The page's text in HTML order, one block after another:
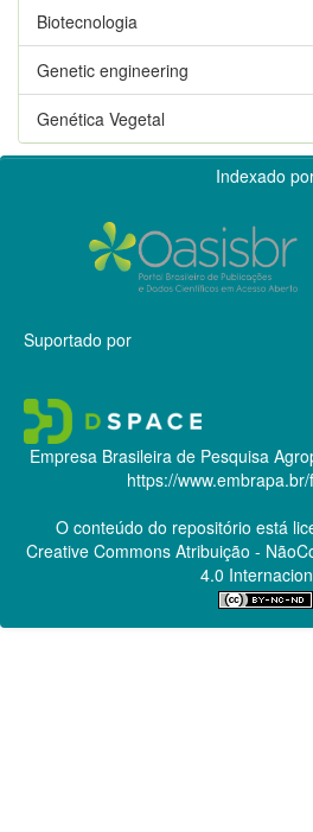
Biotecnologia
Genetic engineering
Genética Vegetal
Indexado
Suportado por
Empresa Brasileira de Pesquisa
https://
O conteúdo do repositório está
Creative CommonsAtribuição -
4.0